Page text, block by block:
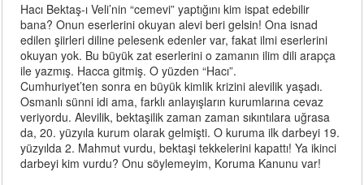
Hacı Bektaş-ı Veli’nin “cemevi” yaptığını kim ispat edebilir
bana? Onun eserlerini okuyan alevi beri gelsin! Ona isnad
edilen şiirleri diline pelesenk edenler var, fakat ilmi eserlerini
okuyan yok. Bu büyük zat eserlerini o zamanın ilim dili arapça
ile yazmış. Hacca gitmiş. O yüzden “Hacı”.
Cumhuriyet’ten sonra en büyük kimlik krizini alevilik yaşadı.
Osmanlı sünni idi ama, farklı anlayışların kurumlarına cevaz
veriyordu. Alevilik, bektaşilik zaman zaman sıkıntılara uğrasa
da, 20. yüzyıla kurum olarak gelmişti. O kuruma ilk darbeyi 19.
yüzyılda 2. Mahmut vurdu, bektaşi tekkelerini kapattı! Ya ikinci
darbeyi kim vurdu? Onu söylemeyim, Koruma Kanunu var!